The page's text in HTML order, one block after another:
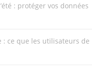
: protéger vos données
: ce que les utilisateurs de